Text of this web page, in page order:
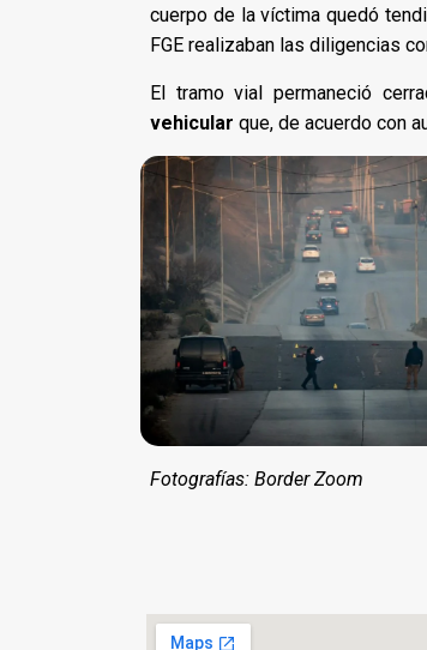
cuerpo de la víctima quedó
FGE realizaban las diligencias
El tramo vial permaneció
vehicular que, de acuerdo con
Fotografías: Border Zoom